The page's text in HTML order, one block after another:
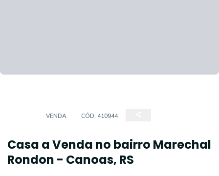
VENDA CÓD: 410944
Casa a Venda no bairro Marechal
Rondon - Canoas, RS